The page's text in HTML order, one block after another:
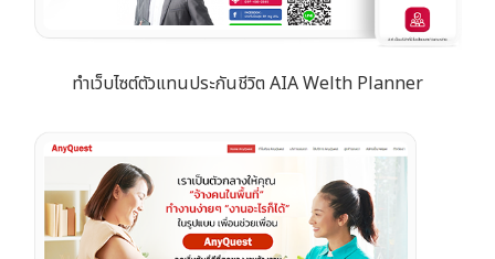
ทำเว็บไซต์ตัวแทนประกันชีวิต AIA Welth Planner